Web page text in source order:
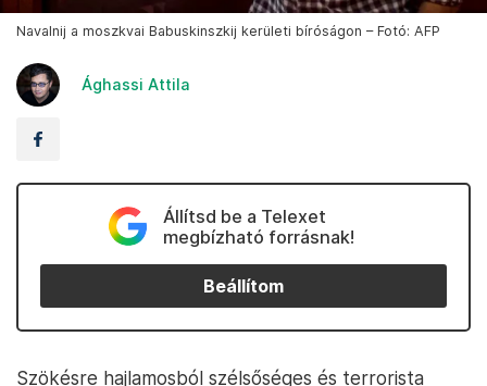
Navalnij a moszkvai Babuskinszkij kerületi bíróságon – Fotó: AFP
Ághassi Attila
Állítsd be a Telexet
megbízható forrásnak!
Beállítom
Szökésre hajlamosból szélsőséges és terrorista